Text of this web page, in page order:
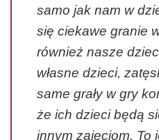
samo jak nam w
się ciekawe granie
również nasze
własne dzieci,
same grały w gry
że ich dzieci będą
innym zajęciom. To